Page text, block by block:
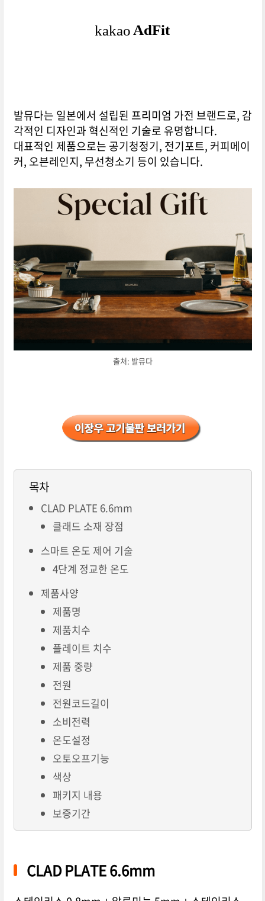
발뮤다는 일본에서 설립된 프리미엄 가전 브랜드로, 감
각적인 디자인과 혁신적인 기술로 유명합니다.
대표적인 제품으로는 공기청정기, 전기포트, 커피메이
커, 오븐레인지, 무선청소기 등이 있습니다.
출처: 발뮤다
목차
CLAD PLATE 6.6mm
클래드 소재 장점
스마트 온도 제어 기술
4단계 정교한 온도
제품사양
제품명
제품치수
플레이트 치수
제품 중량
전원
전원코드길이
소비전력
온도설정
오토오프기능
색상
패키지 내용
보증기간
CLAD PLATE 6.6mm